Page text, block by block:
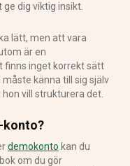
dig viktig insikt.
lätt, men att vara
är en
finns inget korrekt sätt
känna till sig själv
vill strukturera det.
konto?
demokonto kan du
om du gör